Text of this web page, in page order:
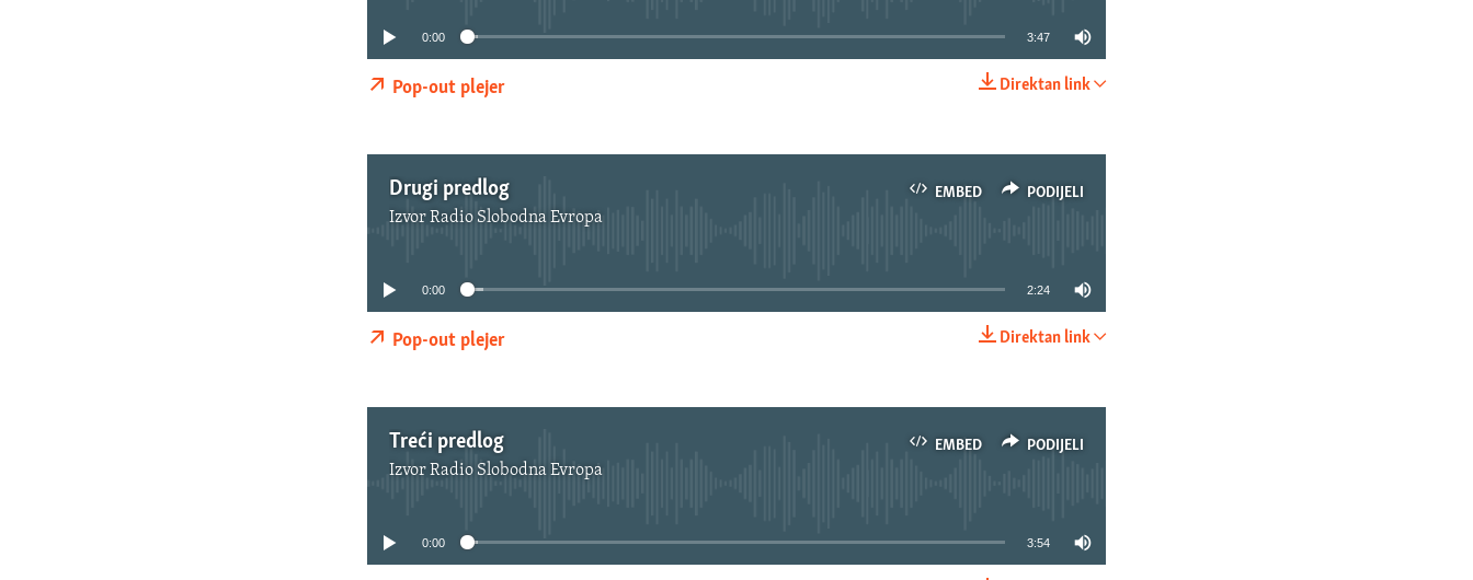
0:00 3:47
Direktan link
Pop-out plejer
EMBED PODIJELI
Drugi predlog
IzvorRadio Slobodna Evropa
0:00 2:24
Direktan link
Pop-out plejer
EMBED PODIJELI
Treći predlog
IzvorRadio Slobodna Evropa
0:00 3:54